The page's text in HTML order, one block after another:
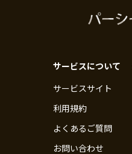
サービスについて
サービスサイト
利用規約
よくあるご質問
お問い合わせ